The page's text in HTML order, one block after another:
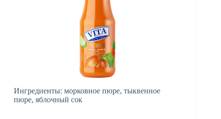
Ингредиенты: морковное пюре, тыквенное
пюре, яблочный сок